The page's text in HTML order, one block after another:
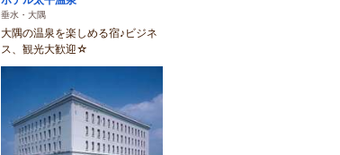
垂水・大隅
大隅の温泉を楽しめる宿♪ビジネ
ス、観光大歓迎☆